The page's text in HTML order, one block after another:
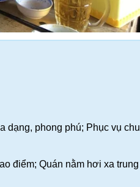
dạng, phong phú; Phục vụ chu
điểm; Quán nằm hơi xa trung